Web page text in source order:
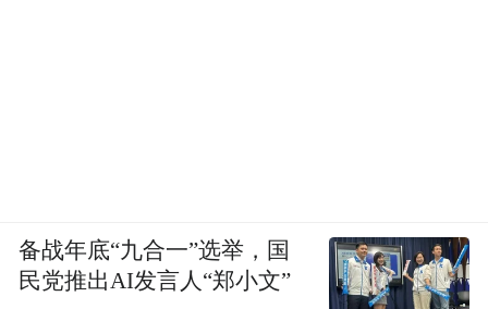
备战年底“九合一”选举，国
民党推出AI发言人“郑小文”